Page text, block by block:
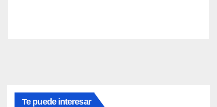
Te puede interesar